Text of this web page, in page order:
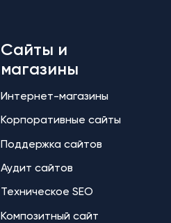
Сайты и
магазины
Интернет-магазины
Корпоративные сайты
Поддержка сайтов
Аудит сайтов
Техническое SEO
Композитный сайт